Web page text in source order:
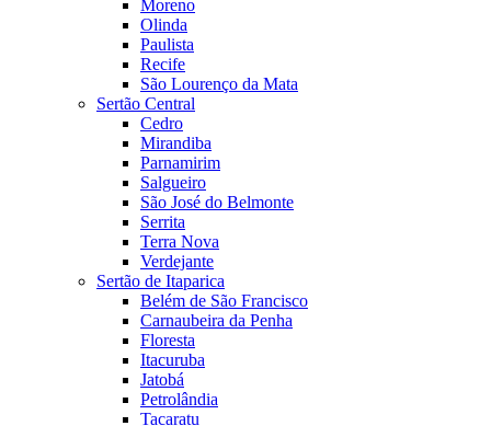
Moreno
Olinda
Paulista
Recife
São Lourenço da Mata
Sertão Central
Cedro
Mirandiba
Parnamirim
Salgueiro
São José do Belmonte
Serrita
Terra Nova
Verdejante
Sertão de Itaparica
Belém de São Francisco
Carnaubeira da Penha
Floresta
Itacuruba
Jatobá
Petrolândia
Tacaratu